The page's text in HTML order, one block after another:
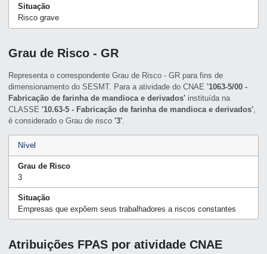
Situação
Risco grave
Grau de Risco - GR
Representa o correspondente Grau de Risco - GR para fins de
dimensionamento do SESMT. Para a atividade do CNAE'1063-5/00 -
Fabricação de farinha de mandioca e derivados' instituída na
CLASSE'10.63-5 - Fabricação de farinha de mandioca e derivados'
é considerado o Grau de risco'3'
Nível
Grau de Risco
3
Situação
Empresas que expõem seus trabalhadores a riscos constantes
Atribuições FPAS por atividade CNAE